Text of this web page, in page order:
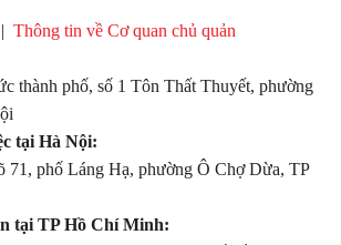
| Thông tin về Cơ quan chủ quản
thành phố, số 1 Tôn Thất Thuyết, phường
tại Hà Nội:
71, phố Láng Hạ, phường Ô Chợ Dừa, TP
tại TP Hồ Chí Minh: